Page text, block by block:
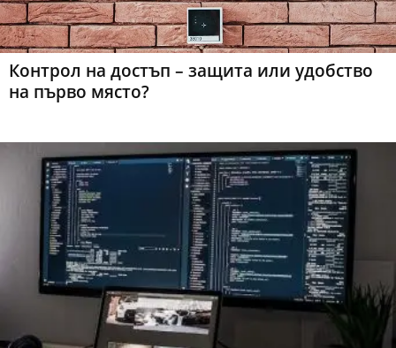
Контрол на достъп – защита или удобство
на първо място?